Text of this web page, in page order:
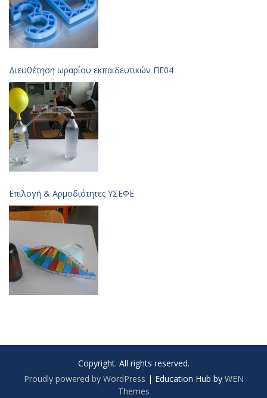
Διευθέτηση ωραρίου εκπαιδευτικών ΠΕ04
Επιλογή & Aρμοδιότητες ΥΣΕΦΕ
Copyright. All rights reserved.
Proudly powered by WordPress | Education Hub by WEN
Themes